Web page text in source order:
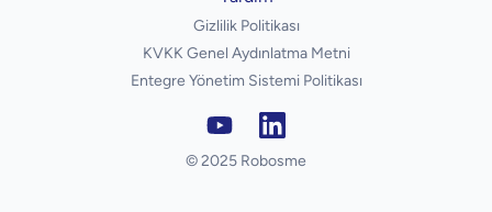
Gizlilik Politikası
KVKK Genel Aydınlatma Metni
Entegre Yönetim Sistemi Politikası
© 2025 Robosme